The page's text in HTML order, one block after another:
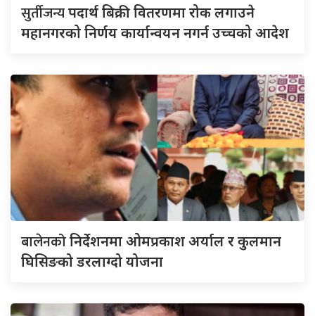
सुर्तीजन्यपदार्थ बिक्री वितरणमा रोक लगाउने
महानगरको निर्णय कार्यान्वयन नगर्न उच्चको आदेश
बालेनकोनिर्देशनमा ओमप्रकाश अर्याल र कुलमान
घिसिङको डरलाग्दो योजना